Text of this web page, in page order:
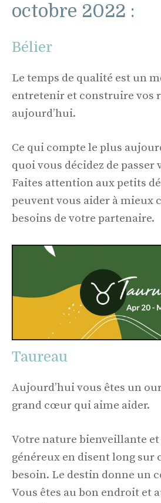
octobre 2022 :
Bélier
Le temps de qualité est un
entretenir et construire vos
aujourd’hui.
Ce qui compte le plus
quoi vous décidez de passer
Faites attention aux petits
peuvent vous aider à mieux
besoins de votre partenaire.
Taureau
Aujourd’hui vous êtes un
grand cœur qui aime aider.
Votre nature bienveillante
généreux en disent long sur
besoin. Le destin donne un
Vous êtes au bon endroit et